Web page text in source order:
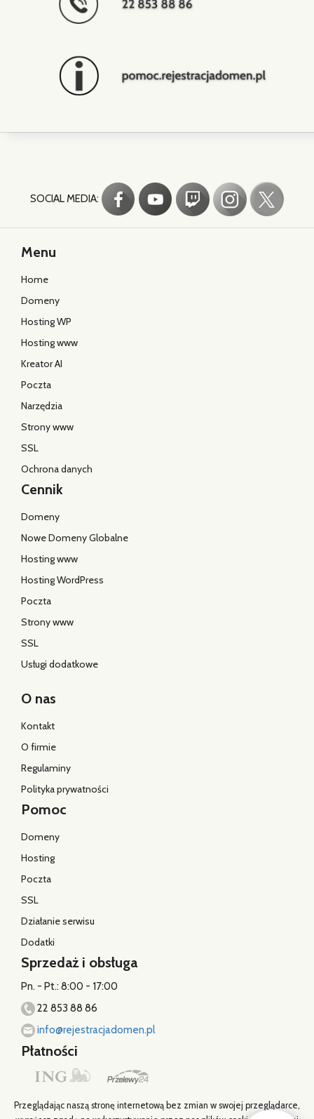
SOCIAL MEDIA:
Menu
Home
Domeny
Hosting WP
Hosting www
Kreator AI
Poczta
Narzędzia
Strony www
SSL
Ochrona danych
Cennik
Domeny
Nowe Domeny Globalne
Hosting www
Hosting WordPress
Poczta
Strony www
SSL
Usługi dodatkowe
O nas
Kontakt
O firmie
Regulaminy
Polityka prywatności
Pomoc
Domeny
Hosting
Poczta
SSL
Działanie serwisu
Dodatki
Sprzedaż i obsługa
Pn. - Pt.: 8:00 - 17:00
22 853 88 86
info@rejestracjadomen.pl
Płatności
Przeglądając naszą stronę internetową bez zmian w swojej przeglądarce,